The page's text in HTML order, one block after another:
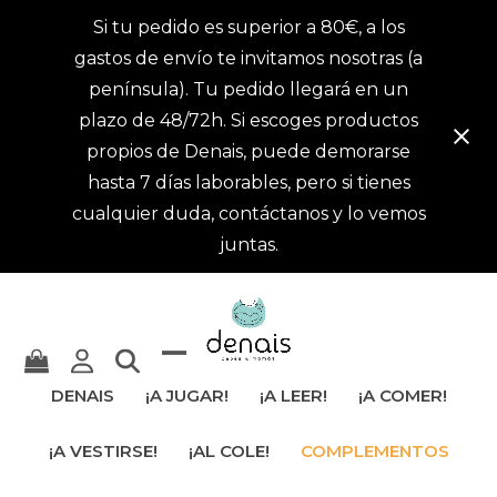
Si tu pedido es superior a 80€, a los
gastos de envío te invitamos nosotras (a
península). Tu pedido llegará en un
plazo de 48/72h. Si escoges productos
propios de Denais, puede demorarse
hasta 7 días laborables, pero si tienes
cualquier duda, contáctanos y lo vemos
juntas.
ocultar
móvil
DENAIS ¡A JUGAR! ¡A LEER! ¡A COMER!
¡A VESTIRSE! ¡AL COLE! COMPLEMENTOS